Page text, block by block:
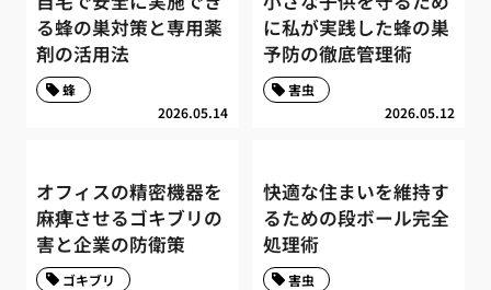
る蜂の巣対策と専用薬
剤の活用法
2026.05.14
蜂
に私が実践した蜂の巣
予防の徹底管理術
2026.05.12
害虫
オフィスの精密機器を
麻痺させるゴキブリの
害と企業の防衛策
ゴキブリ
快適な住まいを維持す
るための段ボール完全
処理術
害虫